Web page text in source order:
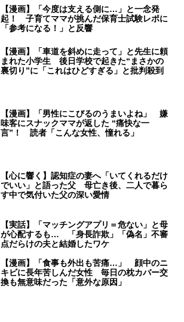
【漫画】「今度は支える側に…」と一念発
起！ 子育てママが挑んだ保育士試験レポに
「参考になる！」と反響
【漫画】「車道を斜めに走って」と先生に頼
まれた小学生 後日学校で起きた“まさかの
裏切り”に「これはひどすぎる」と批判殺到
【漫画】「男性にこびるのうまいよね」 嫌
味客にスナックママが返した “痛快な一
言”！ 読者「こんな女性、憧れる」
【心に響く】認知症の妻へ「いてくれるだけ
でいい」と語った父 母亡き後、二人で暮ら
す中で気付いた父の深い愛情
【実話】「マッチングアプリ＝危ない」と母
が心配するも… 「身長詐欺」「偽名」不審
点だらけの夫と結婚したワケ
【漫画】「食事も外出も苦痛…」 顔中のニ
キビに長年苦しんだ女性 毎日の枕カバー交
換も無意味だった「意外な原因」